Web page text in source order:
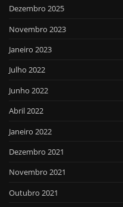
Dezembro 2025
Novembro 2023
Janeiro 2023
Julho 2022
Junho 2022
Abril 2022
Janeiro 2022
Dezembro 2021
Novembro 2021
Outubro 2021